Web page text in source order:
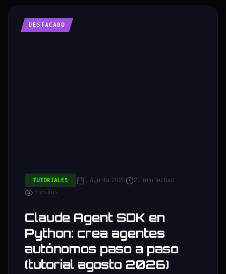
DESTACADO
TUTORIALES 6 Agosto 2026
20 min lectura
17 visitas
Claude Agent SDK en
Python: crea agentes
autónomos paso a paso
(tutorial agosto 2026)